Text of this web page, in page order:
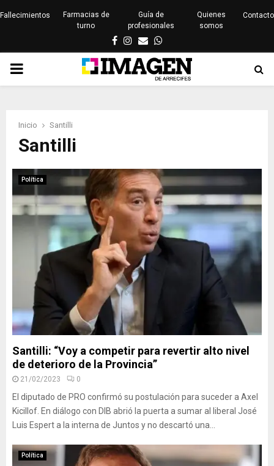
Fallecimientos
Farmacias de
turno
Guía de
profesionales
Quienes
somos
Contacto
Facebook
Instagram
EmailWhatsapp
PRIMARY
Inicio Santilli
Santilli
Política
Santilli: “Voy a competir para revertir alto nivel
de deterioro de la Provincia”
21/02/2023 0
El diputado de PRO confirmó su postulación para suceder a Axel
Kicillof. En diálogo con DIB abrió la puerta a sumar al liberal José
Luis Espert a la interna de Juntos y no descartó una...
Política